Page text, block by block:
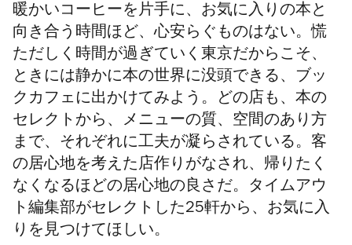
暖かいコーヒーを片手に、お気に入りの本と
向き合う時間ほど、心安らぐものはない。慌
ただしく時間が過ぎていく東京だからこそ、
ときには静かに本の世界に没頭できる、ブッ
クカフェに出かけてみよう。どの店も、本の
セレクトから、メニューの質、空間のあり方
まで、それぞれに工夫が凝らされている。客
の居心地を考えた店作りがなされ、帰りたく
なくなるほどの居心地の良さだ。タイムアウ
ト編集部がセレクトした25軒から、お気に入
りを見つけてほしい。